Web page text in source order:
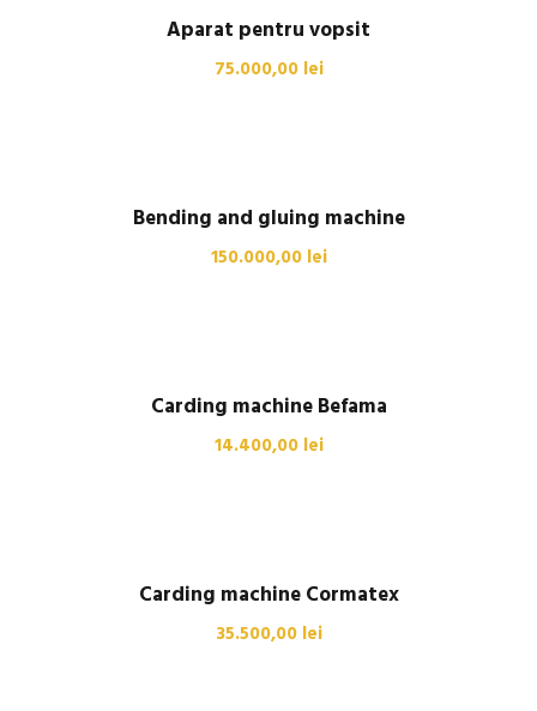
Aparat pentru vopsit
75.000,00 lei
Bending and gluing machine
150.000,00 lei
Carding machine Befama
14.400,00 lei
Carding machine Cormatex
35.500,00 lei